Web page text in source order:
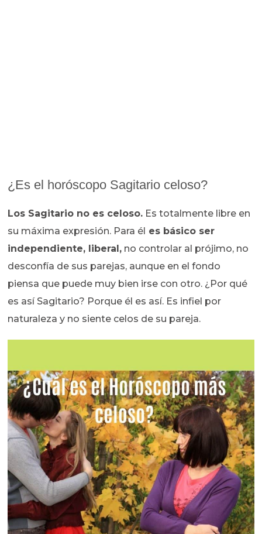
¿Es el horóscopo Sagitario celoso?
Los Sagitario no es celoso. Es totalmente libre en
su máxima expresión. Para él es básico ser
independiente, liberal, no controlar al prójimo, no
desconfía de sus parejas, aunque en el fondo
piensa que puede muy bien irse con otro. ¿Por qué
es así Sagitario? Porque él es así. Es infiel por
naturaleza y no siente celos de su pareja.